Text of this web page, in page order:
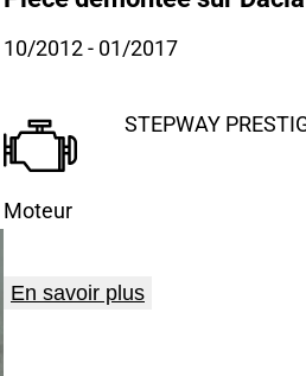
10/2012- 01/2017
Moteur
STEPWAY
En savoir plus